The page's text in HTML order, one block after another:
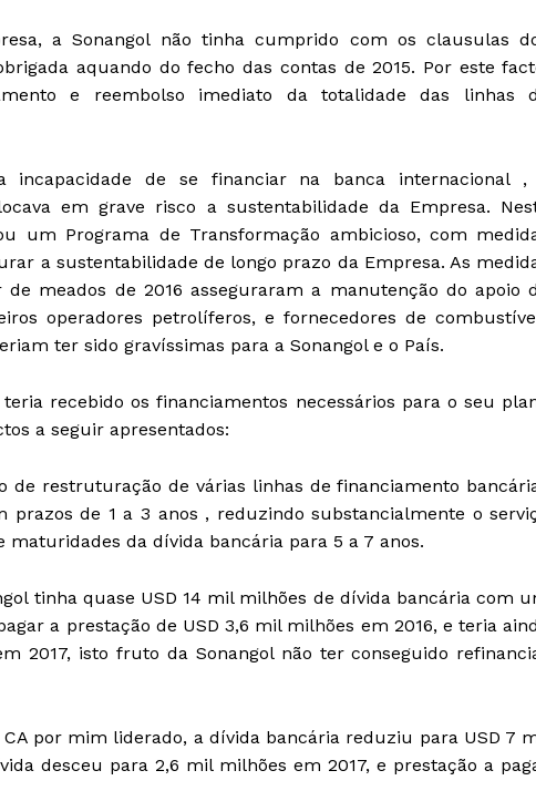
a Sonangol não tinha cumprido com os clausulas
aquando do fecho das contas de 2015. Por este
e reembolso imediato da totalidade das linhas
de se financiar na banca internacional ,
em grave risco a sustentabilidade da Empresa.
um Programa de Transformação ambicioso, com
a sustentabilidade de longo prazo da Empresa. As
meados de 2016 asseguraram a manutenção do apoio
operadores petrolíferos, e fornecedores de
ter sido gravíssimas para a Sonangol e o País.
recebido os financiamentos necessários para o seu
a seguir apresentados:
de restruturação de várias linhas de financiamento
de 1 a 3 anos , reduzindo substancialmente o
da dívida bancária para 5 a 7 anos.
tinha quase USD 14 mil milhões de dívida bancária com
a prestação de USD 3,6 mil milhões em 2016, e teria
2017, isto fruto da Sonangol não ter conseguido
por mim liderado, a dívida bancária reduziu para USD 7
desceu para 2,6 mil milhões em 2017, e prestação a